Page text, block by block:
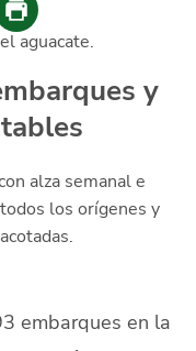
aguacate.
y
alza semanal e
los orígenes y
embarques en la